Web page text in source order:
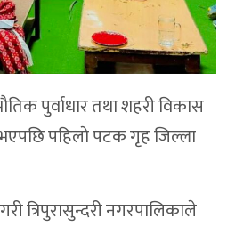
पुर्वाधार तथा शहरी विकास
भएपछि पहिलाे पटक गृह जिल्ला
त्रिपुरासुन्दरी नगरपालिकाले